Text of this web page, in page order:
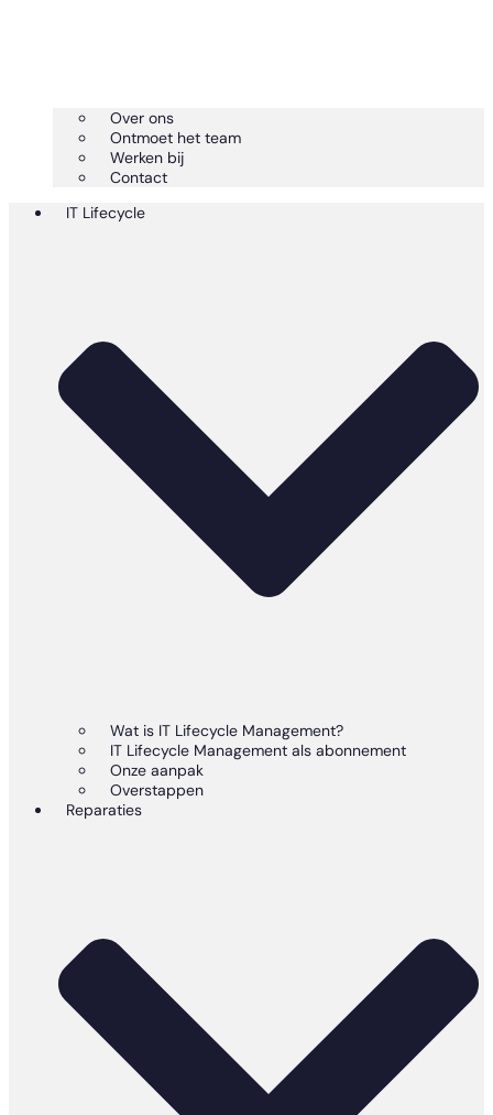
Over ons
Ontmoet het team
Werken bij
Contact
IT Lifecycle
Wat is IT Lifecycle Management?
IT Lifecycle Management als abonnement
Onze aanpak
Overstappen
Reparaties